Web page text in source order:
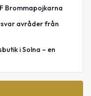
Brommapojkarna
avråder från
i Solna – en